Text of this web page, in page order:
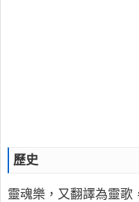
歷史
靈魂樂，又翻譯為靈歌